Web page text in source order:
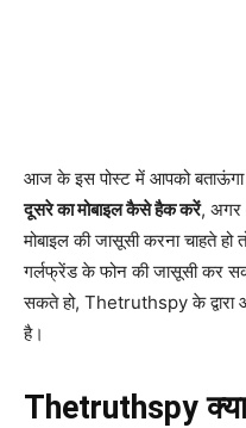
आज के इस पोस्ट में आपको बताऊंगा
दूसरे का मोबाइल कैसे हैक करें, अगर
मोबाइल की जासूसी करना चाहते हो
गर्लफ्रेंड के फोन की जासूसी कर
सकते हो, Thetruthspy के द्वारा
है।
Thetruthspy